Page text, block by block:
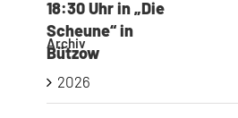
18:30 Uhr in „Die
Scheune“ in
Bützow
Archiv
2026